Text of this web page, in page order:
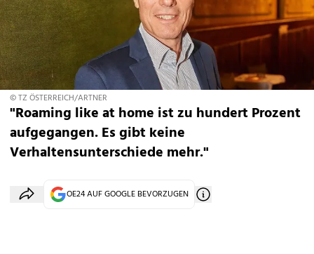
© TZ ÖSTERREICH/ARTNER
"Roaming like at home ist zu hundert Prozent
aufgegangen. Es gibt keine
Verhaltensunterschiede mehr."
OE24 AUF GOOGLE BEVORZUGEN